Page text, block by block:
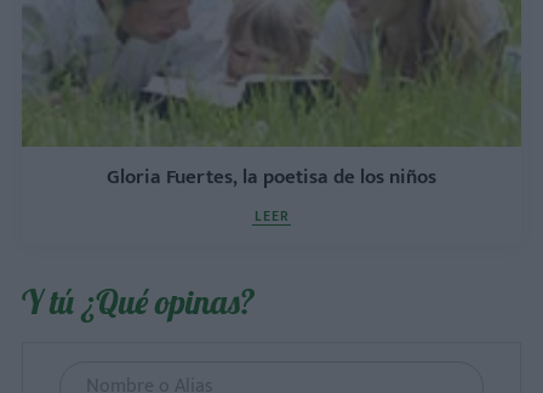
Gloria Fuertes, la poetisa de los niños
LEER
Y tú ¿Qué opinas?